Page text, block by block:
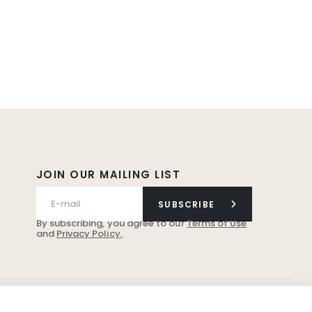
JOIN OUR MAILING LIST
SUBSCRIBE
By subscribing, you agree to ourTerms of Use
and Privacy Policy.